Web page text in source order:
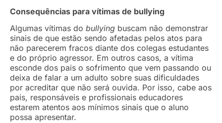
Consequências para vítimas de bullying
Algumas vítimas do bullying buscam não demonstrar
sinais de que estão sendo afetadas pelos atos para
não parecerem fracos diante dos colegas estudantes
e do próprio agressor. Em outros casos, a vítima
esconde dos pais o sofrimento que vem passando ou
deixa de falar a um adulto sobre suas dificuldades
por acreditar que não será ouvida. Por isso, cabe aos
pais, responsáveis e profissionais educadores
estarem atentos aos mínimos sinais que o aluno
possa apresentar.